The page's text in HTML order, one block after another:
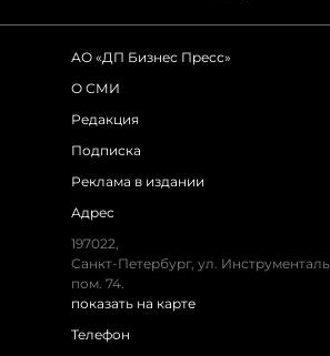
АО «ДП Бизнес Пресс»
О СМИ
Редакция
Подписка
Реклама в издании
Адрес
197022,
Санкт-Петербург, ул.
пом. 74.
показать на карте
Телефон